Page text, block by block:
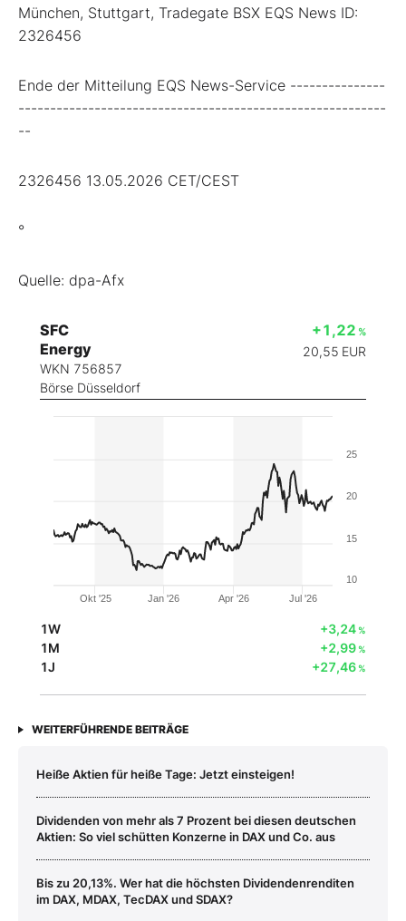
München, Stuttgart, Tradegate BSX EQS News ID:
2326456
Ende der Mitteilung EQS News-Service ---------------
----------------------------------------------------------
--
2326456 13.05.2026 CET/CEST
°
Quelle: dpa-Afx
SFC
Energy
WKN 756857
Börse Düsseldorf
+1,22 %
20,55 EUR
Okt '25 Jan '26 Apr '26 Jul '26
10
15
20
25
1W +3,24%
1M +2,99%
1J +27,46%
WEITERFÜHRENDE BEITRÄGE
Heiße Aktien für heiße Tage: Jetzt einsteigen!
Dividenden von mehr als 7 Prozent bei diesen deutschen
Aktien: So viel schütten Konzerne in DAX und Co. aus
Bis zu 20,13%. Wer hat die höchsten Dividendenrenditen
im DAX, MDAX, TecDAX und SDAX?